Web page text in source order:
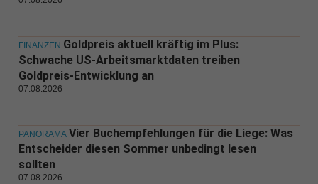
FINANZEN Goldpreis aktuell kräftig im Plus:
Schwache US-Arbeitsmarktdaten treiben
Goldpreis-Entwicklung an
07.08.2026
PANORAMA Vier Buchempfehlungen für die Liege: Was
Entscheider diesen Sommer unbedingt lesen
sollten
07.08.2026